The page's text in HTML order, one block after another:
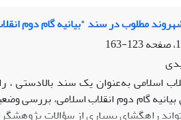
مطلوب در سند "بیانیه گام دوم
123-163
اسلامی به‌عنوان یک سند
گام دوم انقلاب اسلامی، بررسی
راهگشای بسیاری از سؤالات